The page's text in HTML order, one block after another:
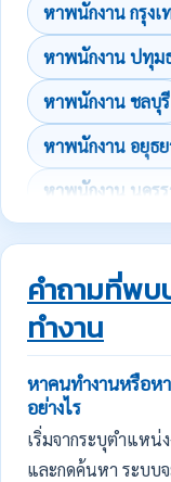
หาพนักงาน กรุง
หาพนักงาน ปทุม
หาพนักงาน ชลบุรี
หาพนักงาน อยุธ
หาพนักงาน นคร
คำถามที่พบ
ทำงาน
หาคนทำงานหรือห
อย่างไร
เริ่มจากระบุตำแหน่
และกดค้นหา ระบบ